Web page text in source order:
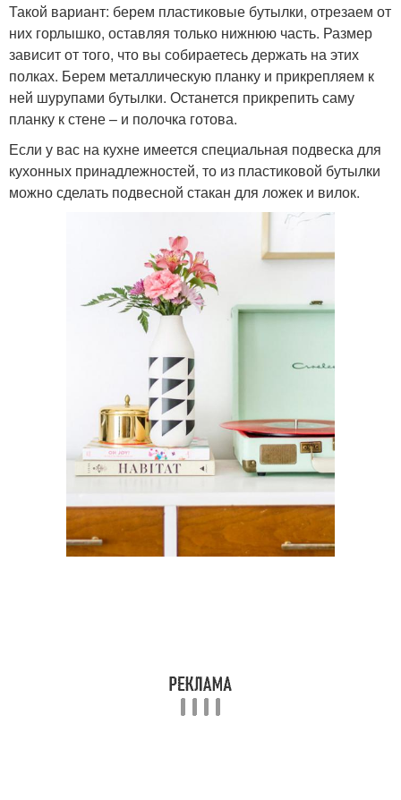
Такой вариант: берем пластиковые бутылки, отрезаем от
них горлышко, оставляя только нижнюю часть. Размер
зависит от того, что вы собираетесь держать на этих
полках. Берем металлическую планку и прикрепляем к
ней шурупами бутылки. Останется прикрепить саму
планку к стене – и полочка готова.
Если у вас на кухне имеется специальная подвеска для
кухонных принадлежностей, то из пластиковой бутылки
можно сделать подвесной стакан для ложек и вилок.